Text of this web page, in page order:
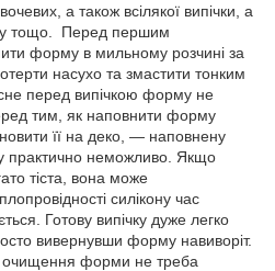
а також всілякої випічки, а
тощо. Перед першим
форму в мильному розчині за
насухо та змастити тонким
перед випічкою форму не
тим, як наповнити форму
її на деко, — наповнену
практично неможливо. Якщо
тіста, вона може
силікону час
Готову випічку дуже легко
вивернувши форму навиворіт.
очищення форми не треба